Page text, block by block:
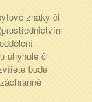
znaky či
uhynulé či
bude